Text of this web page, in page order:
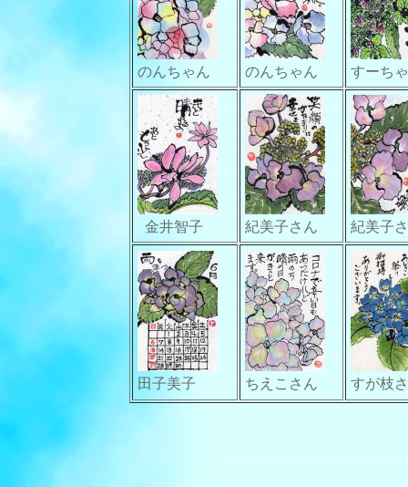
のんちゃん のんちゃん すーち
金井智子 紀美子さん 紀美子
田子美子 ちえこさん すが枝